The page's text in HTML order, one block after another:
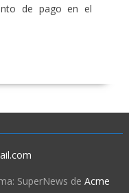
de pago en el
SuperNews de Acme